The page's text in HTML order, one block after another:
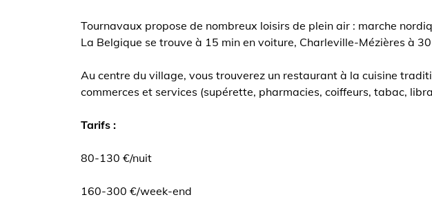
Tournavaux propose de nombreux loisirs de plein air : marche
La Belgique se trouve à 15 min en voiture, Charleville-Mézières à
Au centre du village, vous trouverez un restaurant à la cuisine
commerces et services (supérette, pharmacies, coiffeurs, tabac,
Tarifs :
80-130 €/nuit
160-300 €/week-end